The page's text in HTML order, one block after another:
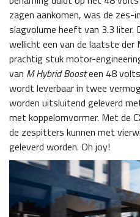
zagen aankomen, was de zes-
slagvolume heeft van 3.3 liter.
wellicht een van de laatste der
prachtig stuk motor-
van M Hybrid Boosteen 48
wordt leverbaar in twee
worden uitsluitend geleverd
met koppelomvormer. Met de
de zespitters kunnen met
geleverd worden. Oh joy!